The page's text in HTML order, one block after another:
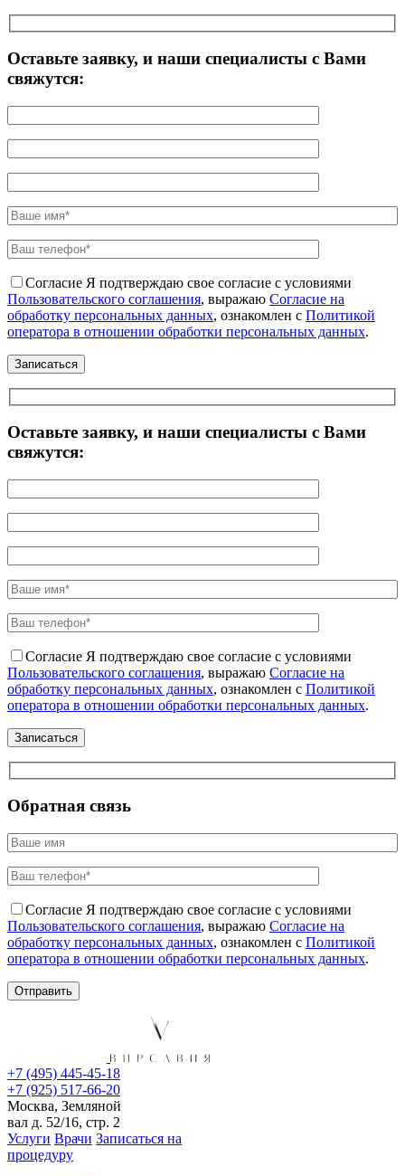
Оставьте заявку, и наши специалисты с Вами
свяжутся:
Согласие Я подтверждаю свое согласие с условиями
Пользовательского соглашения, выражаю Согласие на
обработку персональных данных, ознакомлен с Политикой
оператора в отношении обработки персональных данных.
Оставьте заявку, и наши специалисты с Вами
свяжутся:
Согласие Я подтверждаю свое согласие с условиями
Пользовательского соглашения, выражаю Согласие на
обработку персональных данных, ознакомлен с Политикой
оператора в отношении обработки персональных данных.
Обратная связь
Согласие Я подтверждаю свое согласие с условиями
Пользовательского соглашения, выражаю Согласие на
обработку персональных данных, ознакомлен с Политикой
оператора в отношении обработки персональных данных.
+7 (495) 445-45-18
+7 (925) 517-66-20
Москва, Земляной
вал д. 52/16, стр. 2
Услуги Врачи Записаться на
процедуру